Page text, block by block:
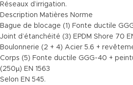
Réseaux d’irrigation.
Description Matières Norme
Bague de blocage (1) Fonte ductile
Joint d’étanchéité (3) EPDM Shore 70
Boulonnerie (2 + 4) Acier 5.6 +
Corps (5) Fonte ductile GGG-40 +
(250µ) EN 1563
Selon EN 545.